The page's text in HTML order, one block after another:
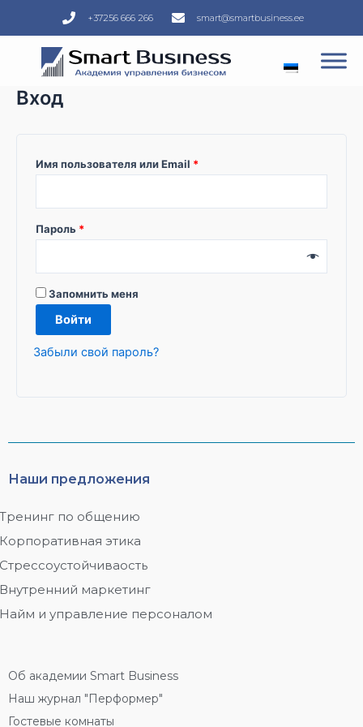
содержимому
+37256 666 266 smart@smartbusiness.ee
Вход
Имя пользователя или Email *
Пароль *
Запомнить меня
Войти
Забыли свой пароль?
Наши предложения
Тренинг по общению
Корпоративная этика
Стрессоустойчиваость
Внутренний маркетинг
Найм и управление персоналом
Об академии Smart Business
Наш журнал "Перформер"
Гостевые комнаты